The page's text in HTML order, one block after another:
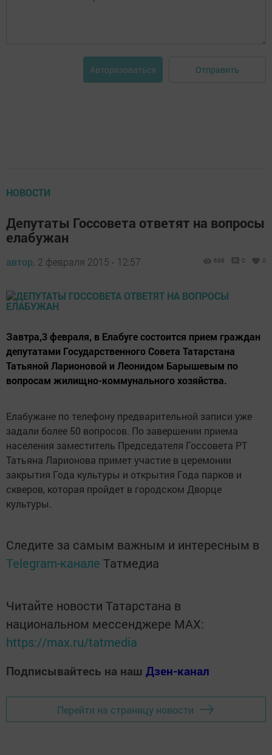
Авторизоваться Отправить
НОВОСТИ
Депутаты Госсовета ответят на вопросы
елабужан
автор, 2 февраля 2015 - 12:57 698 0 0
Завтра,3 февраля, в Елабуге состоится прием граждан
депутатами Государственного Совета Татарстана
Татьяной Ларионовой и Леонидом Барышевым по
вопросам жилищно-коммунального хозяйства.
Елабужане по телефону предварительной записи уже
задали более 50 вопросов. По завершении приема
населения заместитель Председателя Госсовета РТ
Татьяна Ларионова примет участие в церемонии
закрытия Года культуры и открытия Года парков и
скверов, которая пройдет в городском Дворце
культуры.
Следите за самым важным и интересным в
Telegram-канале Татмедиа
Читайте новости Татарстана в
национальном мессенджере MАХ:
https://max.ru/tatmedia
Подписывайтесь на наш Дзен-канал
Перейти на страницу новости